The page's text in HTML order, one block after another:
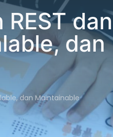
dan
dan
dan Maintainable